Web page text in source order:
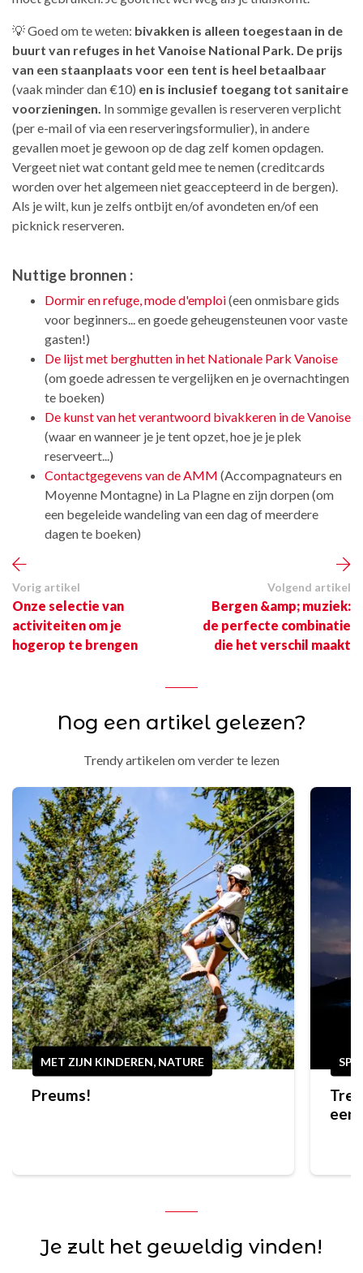
💡 Goed om te weten: bivakken is alleen toegestaan in de
buurt van refuges in het Vanoise National Park. De prijs
van een staanplaats voor een tent is heel betaalbaar
(vaak minder dan €10) en is inclusief toegang tot sanitaire
voorzieningen. In sommige gevallen is reserveren verplicht
(per e-mail of via een reserveringsformulier), in andere
gevallen moet je gewoon op de dag zelf komen opdagen.
Vergeet niet wat contant geld mee te nemen (creditcards
worden over het algemeen niet geaccepteerd in de bergen).
Als je wilt, kun je zelfs ontbijt en/of avondeten en/of een
picknick reserveren.
Nuttige bronnen :
Dormir en refuge, mode d'emploi(een onmisbare gids
voor beginners... en goede geheugensteunen voor vaste
gasten!)
De lijst met berghutten in het Nationale Park Vanoise
(om goede adressen te vergelijken en je overnachtingen
te boeken)
De kunst van het verantwoord bivakkeren in de Vanoise
(waar en wanneer je je tent opzet, hoe je je plek
reserveert...)
Contactgegevens van de AMM (Accompagnateurs en
Moyenne Montagne) in La Plagne en zijn dorpen (om
een begeleide wandeling van een dag of meerdere
dagen te boeken)
Vorig artikel
Onze selectie van
activiteiten om je
hogerop te brengen
Volgend artikel
Bergen &amp; muziek:
de perfecte combinatie
die het verschil maakt
Nog een artikel gelezen?
Trendy artikelen om verder te lezen
MET ZIJN KINDEREN, NATURE
Preums!
Je zult het geweldig vinden!